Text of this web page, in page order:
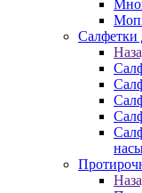
Салфетки